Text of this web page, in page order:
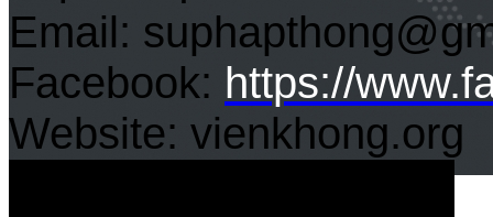
Email:
Facebook: https://
Website: vienkhong.org